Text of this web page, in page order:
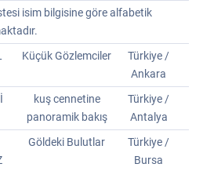
isim bilgisine göre alfabetik
Küçük Gözlemciler
Türkiye /
Ankara
kuş cennetine
panoramik bakış
Türkiye /
Antalya
Göldeki Bulutlar
Türkiye /
Bursa